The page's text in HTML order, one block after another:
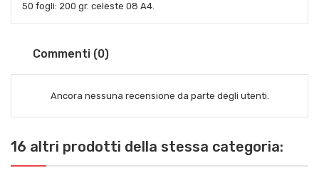
50 fogli: 200 gr. celeste 08 A4.
Commenti (0)
Ancora nessuna recensione da parte degli utenti.
16 altri prodotti della stessa categoria: